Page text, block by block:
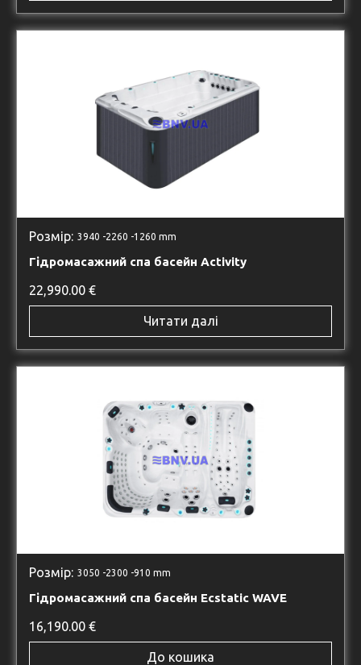
Розмір: 3940 -2260 -1260 mm
Гідромасажний спа басейн Activity
22,990.00 €
Читати далі
Розмір: 3050 -2300 -910 mm
Гідромасажний спа басейн Ecstatic WAVE
16,190.00 €
До кошика